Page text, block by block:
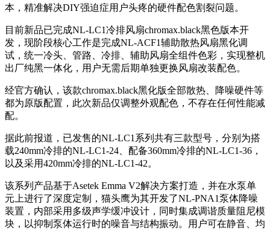
本，精准解决DIY强迫症用户头疼的硬件配色割裂问题。
目前新品已完成NL-LC1冷排风扇chromax.black黑色版本开
发，现阶段核心工作是完成NL-ACF1辅助散热风扇黑化调
试，统一冷头、管路、冷排、辅助风扇全组件色彩，实现整机
出厂纯黑一体化，用户无需后期单独更换风扇改装配色。
经官方确认，该款chromax.black黑化版全部散热、降噪硬件等
都为原版配置，此次新品仅调整外观配色，不存在任何性能减
配。
据此前报道，已发售的NL-LC1系列共有三款型号，分别为搭
载240mm冷排的NL-LC1-24、配备360mm冷排的NL-LC1-36，
以及采用420mm冷排的NL-LC1-42。
该系列产品基于Asetek Emma V2解决方案打造，并在水泵单
元上进行了深度定制，猫头鹰为其开发了NL-PNA1泵体降噪
装置，内部采用多级声学缓冲设计，同时集成调谐质量阻尼模
块，以抑制泵体运行时的噪音与结构振动。用户可在静音、均